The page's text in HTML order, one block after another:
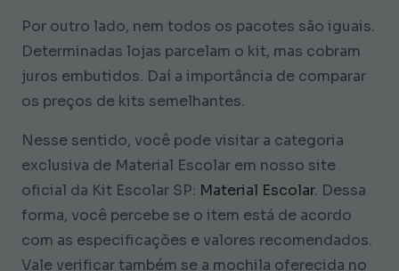
Por outro lado, nem todos os pacotes são iguais.
Determinadas lojas parcelam o kit, mas cobram
juros embutidos. Daí a importância de comparar
os preços de kits semelhantes.
Nesse sentido, você pode visitar a categoria
exclusiva de Material Escolar em nosso site
oficial da Kit Escolar SP: Material Escolar. Dessa
forma, você percebe se o item está de acordo
com as especificações e valores recomendados.
Vale verificar também se a mochila oferecida no